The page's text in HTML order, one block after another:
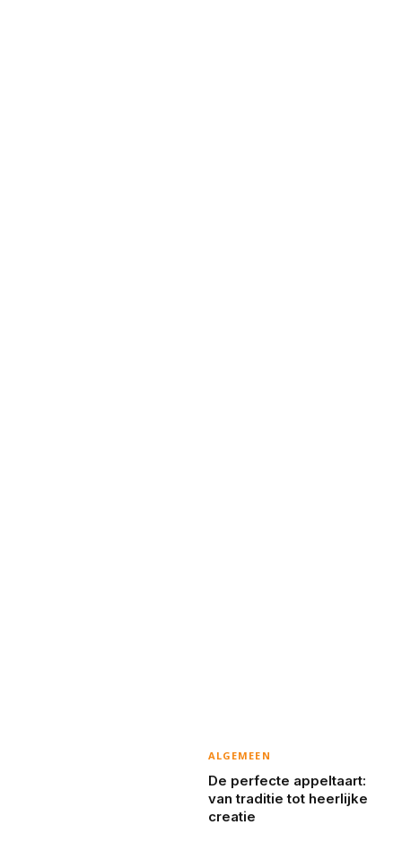
ALGEMEEN
De perfecte appeltaart:
van traditie tot heerlijke
creatie